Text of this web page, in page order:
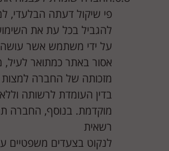
פי שיקול דעתה הבלעדי,
להגביל בכל עת את
על ידי משתמש אשר
אסור באתר כמתואר לעיל,
מזכותה של החברה למצות
בדין העומדת לרשותה
מוקדמת. בנוסף, החברה
רשאית
לנקוט בצעדים משפטיים